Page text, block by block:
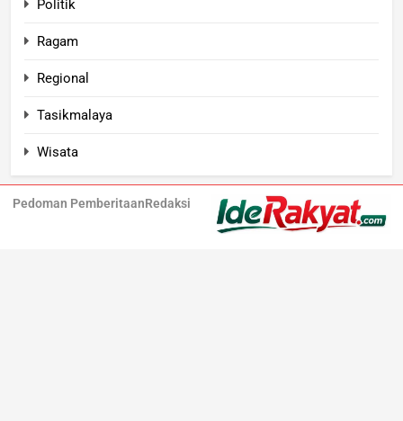
Politik
Ragam
Regional
Tasikmalaya
Wisata
Pedoman PemberitaanRedaksi